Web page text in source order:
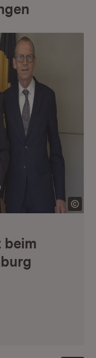
beim